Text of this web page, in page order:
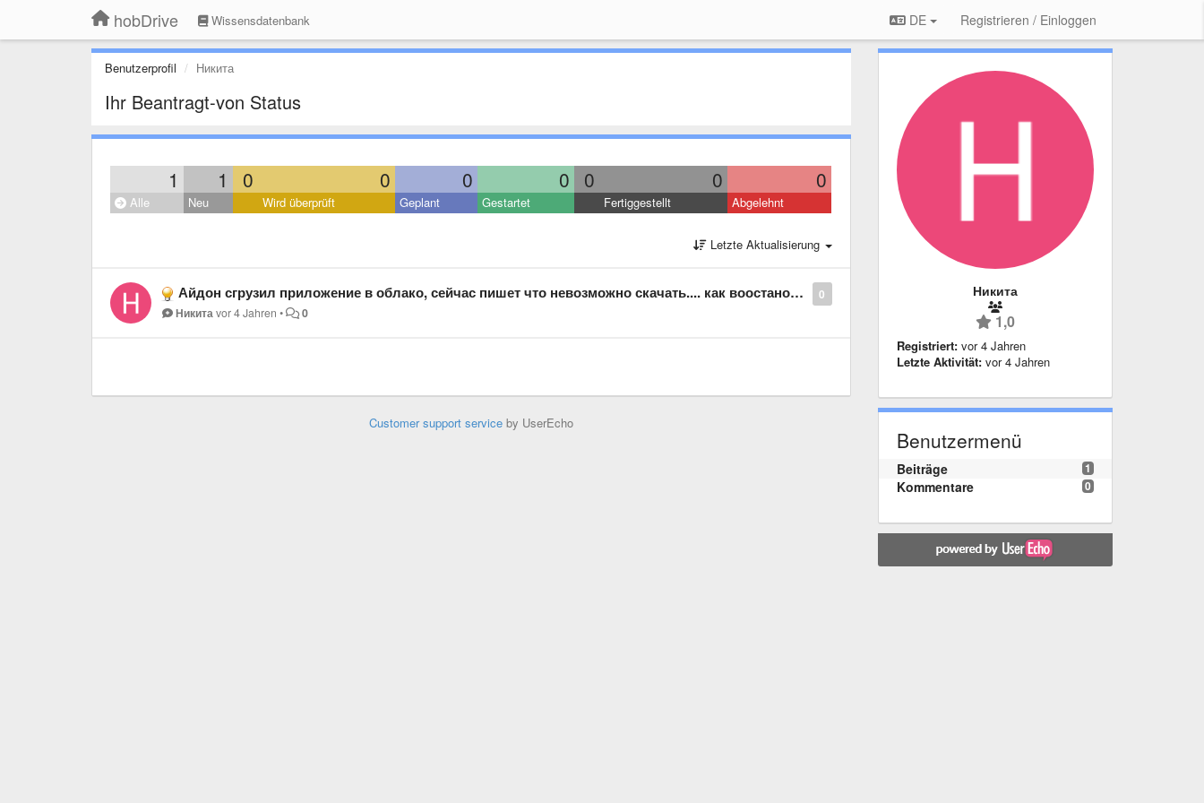
hobDrive Wissensdatenbank DE Registrieren / Einloggen
Benutzerprofil Никита
Ihr Beantragt-von Status
1 1 0 0 0 0 0 0 0
Alle Neu Wird überprüft Geplant Gestartet Fertiggestellt Abgelehnt
Letzte Aktualisierung
0
Айдон сгрузил приложение в облако, сейчас пишет что невозможно скачать.... как воостановить приложение?
Никитаvor 4 Jahren • 0
Customer support serviceby UserEcho
Никита
1,0
Registriert: vor 4 Jahren
Letzte Aktivität: vor 4 Jahren
Benutzermenü
1
Beiträge
0
Kommentare